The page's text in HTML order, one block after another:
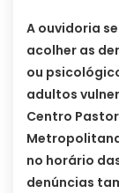
A ouvidoria
acolher as
ou
adultos
Centro
no horário das
denúncias